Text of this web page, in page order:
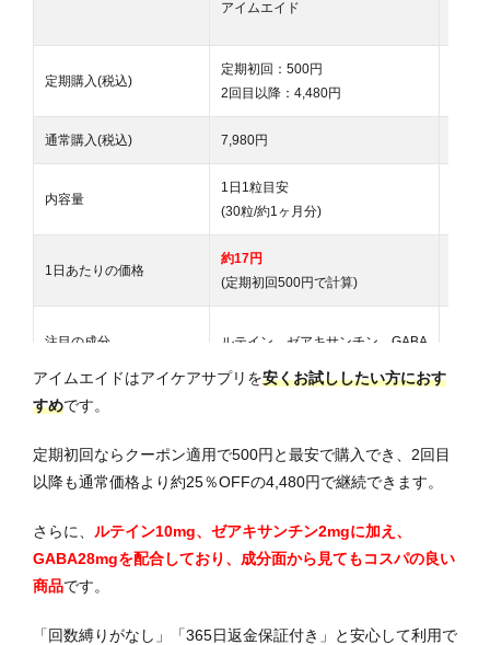
アイムエイド
定期購入(税込)
定期初回：500円
2回目以降：4,480円
通常購入(税込) 7,980円
内容量
1日1粒目安
(30粒/約1ヶ月分)
1日あたりの価格
約17円
(定期初回500円で計算)
注目の成分 ルテイン、ゼアキサンチン、GABA
ルテイン配合量(1日分)
公式サイト 詳細を見る
アイムエイドはアイケアサプリを安くお試ししたい方におす
すめです。
定期初回ならクーポン適用で500円と最安で購入でき、2回目
以降も通常価格より約25％OFFの4,480円で継続できます。
さらに、 ルテイン10mg、 ゼアキサンチン2mgに加え、
GABA28mgを配合しており、成分面から見てもコスパの良い
商品です。
「回数縛りがなし」「365日返金保証付き」と安心して利用で